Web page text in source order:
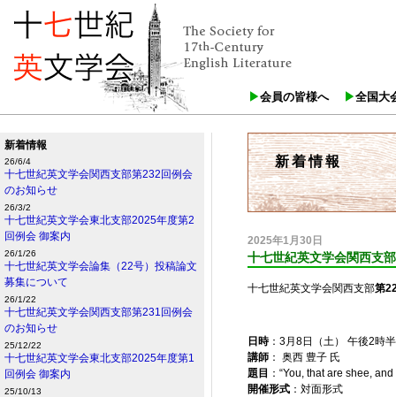
会員の皆様へ 全国大
新着情報
2025年1月30日
十七世紀英文学会関西支
十七世紀英文学会関西支部第
日時：3月8日（土） 午後2時
講師 ： 奥西 豊子 氏
題目 ：“You, that are shee,
開催形式 ：対面形式
新着情報
26/6/4
十七世紀英文学会関西支部第232回例会
のお知らせ
26/3/2
十七世紀英文学会東北支部2025年度第2
回例会 御案内
26/1/26
十七世紀英文学会論集（22号）投稿論文
募集について
26/1/22
十七世紀英文学会関西支部第231回例会
のお知らせ
25/12/22
十七世紀英文学会東北支部2025年度第1
回例会 御案内
25/10/13